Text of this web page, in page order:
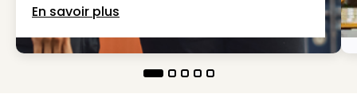
En savoir plus